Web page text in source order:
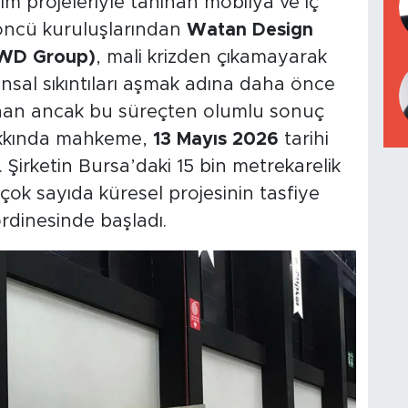
kuruluşlarından Watan Design
Group), mali krizden çıkamayarak
sıkıntıları aşmak adına daha önce
ancak bu süreçten olumlu sonuç
mahkeme, 13 Mayıs 2026 tarihi
Bursa’daki 15 bin metrekarelik
sayıda küresel projesinin tasfiye
başladı.